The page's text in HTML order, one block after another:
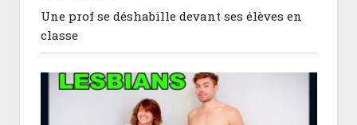
Une prof se déshabille devant ses élèves en
classe